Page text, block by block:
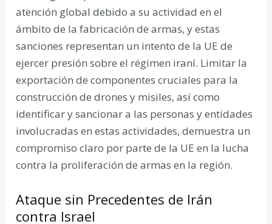
atención global debido a su actividad en el
ámbito de la fabricación de armas, y estas
sanciones representan un intento de la UE de
ejercer presión sobre el régimen iraní. Limitar la
exportación de componentes cruciales para la
construcción de drones y misiles, así como
identificar y sancionar a las personas y entidades
involucradas en estas actividades, demuestra un
compromiso claro por parte de la UE en la lucha
contra la proliferación de armas en la región.
Ataque sin Precedentes de Irán
contra Israel